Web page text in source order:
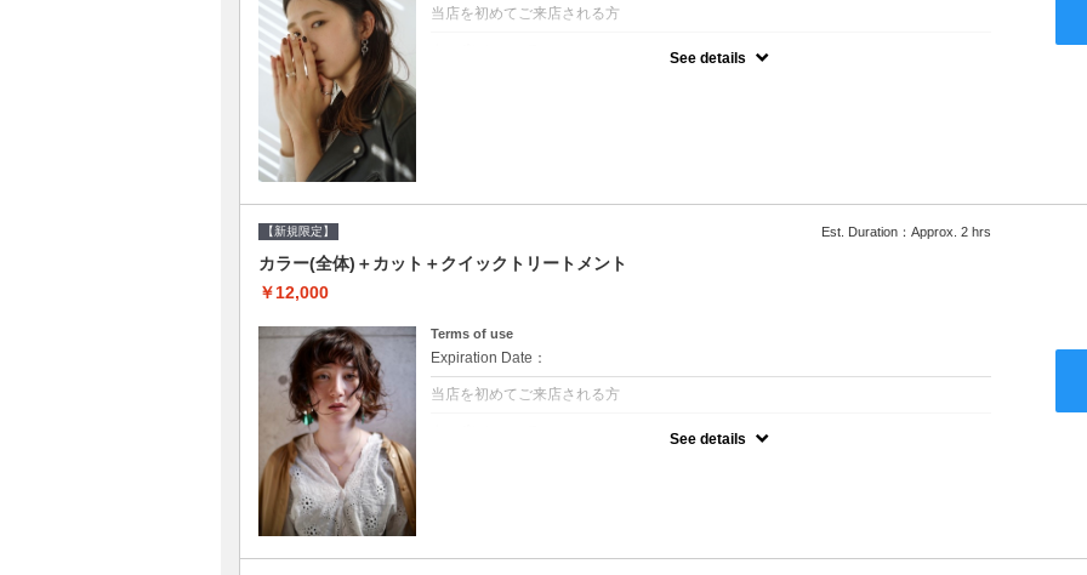
当店を初めてご来店される方
See details
【新規限定】 Est. Duration：Approx. 2 hrs
カラー(全体)＋カット＋クイックトリートメント
￥12,000
Terms of use
Expiration Date：
当店を初めてご来店される方
See details